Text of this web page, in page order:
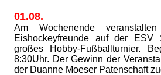
01.08.
Am Wochenende
Eishockeyfreunde auf der ESV
großes Hobby-Fußballturnier.
8:30Uhr. Der Gewinn der
der Duanne Moeser Patenschaft